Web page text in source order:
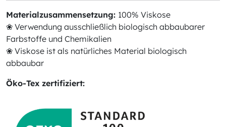
Materialzusammensetzung: 100% Viskose
❀ Verwendung ausschließlich biologisch abbaubarer
Farbstoffe und Chemikalien
❀ Viskose ist als natürliches Material biologisch
abbaubar
Öko-Tex zertifiziert: